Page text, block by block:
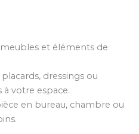
meubles et éléments de
dressings ou
votre espace.
en bureau, chambre ou